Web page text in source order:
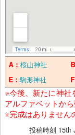
A： 桜山神社
E：駒形神社
※今後、新たに神社
アルファベットか
※完成はありません
投稿時刻 15th